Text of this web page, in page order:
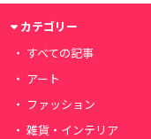
カテゴリー
すべての記事
アート
ファッション
雑貨・インテリア